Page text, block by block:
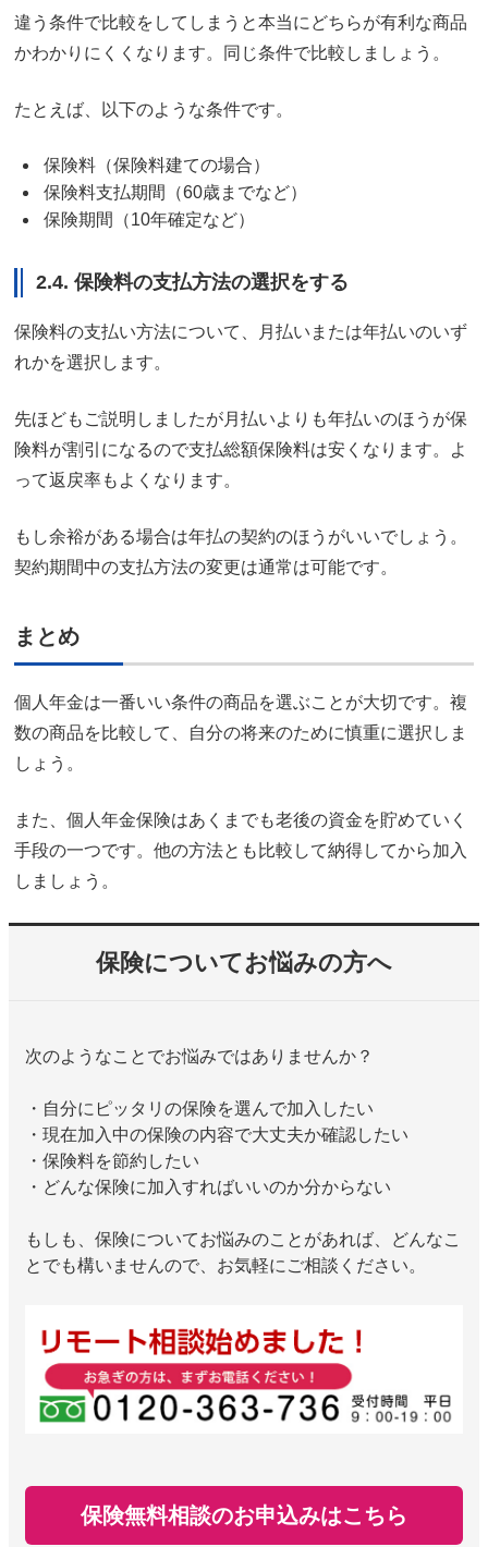
違う条件で比較をしてしまうと本当にどちらが有利な商品
かわかりにくくなります。同じ条件で比較しましょう。
たとえば、以下のような条件です。
保険料（保険料建ての場合）
保険料支払期間（60歳までなど）
保険期間（10年確定など）
2.4. 保険料の支払方法の選択をする
保険料の支払い方法について、月払いまたは年払いのいず
れかを選択します。
先ほどもご説明しましたが月払いよりも年払いのほうが保
険料が割引になるので支払総額保険料は安くなります。よ
って返戻率もよくなります。
もし余裕がある場合は年払の契約のほうがいいでしょう。
契約期間中の支払方法の変更は通常は可能です。
まとめ
個人年金は一番いい条件の商品を選ぶことが大切です。複
数の商品を比較して、自分の将来のために慎重に選択しま
しょう。
また、個人年金保険はあくまでも老後の資金を貯めていく
手段の一つです。他の方法とも比較して納得してから加入
しましょう。
保険についてお悩みの方へ
次のようなことでお悩みではありませんか？
・自分にピッタリの保険を選んで加入したい
・現在加入中の保険の内容で大丈夫か確認したい
・保険料を節約したい
・どんな保険に加入すればいいのか分からない
もしも、保険についてお悩みのことがあれば、どんなこ
とでも構いませんので、お気軽にご相談ください。
保険無料相談のお申込みはこちら